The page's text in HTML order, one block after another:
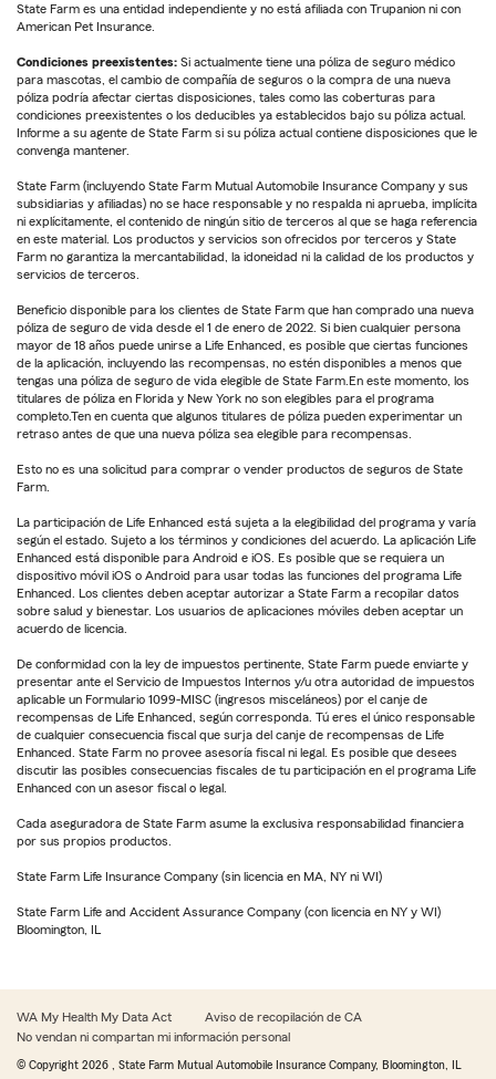
State Farm es una entidad independiente y no está afiliada con Trupanion ni con
American Pet Insurance.
Condiciones preexistentes: Si actualmente tiene una póliza de seguro médico
para mascotas, el cambio de compañía de seguros o la compra de una nueva
póliza podría afectar ciertas disposiciones, tales como las coberturas para
condiciones preexistentes o los deducibles ya establecidos bajo su póliza actual.
Informe a su agente de State Farm si su póliza actual contiene disposiciones que le
convenga mantener.
State Farm (incluyendo State Farm Mutual Automobile Insurance Company y sus
subsidiarias y afiliadas) no se hace responsable y no respalda ni aprueba, implícita
ni explícitamente, el contenido de ningún sitio de terceros al que se haga referencia
en este material. Los productos y servicios son ofrecidos por terceros y State
Farm no garantiza la mercantabilidad, la idoneidad ni la calidad de los productos y
servicios de terceros.
Beneficio disponible para los clientes de State Farm que han comprado una nueva
póliza de seguro de vida desde el 1 de enero de 2022. Si bien cualquier persona
mayor de 18 años puede unirse a Life Enhanced, es posible que ciertas funciones
de la aplicación, incluyendo las recompensas, no estén disponibles a menos que
tengas una póliza de seguro de vida elegible de State Farm.En este momento, los
titulares de póliza en Florida y New York no son elegibles para el programa
completo.Ten en cuenta que algunos titulares de póliza pueden experimentar un
retraso antes de que una nueva póliza sea elegible para recompensas.
Esto no es una solicitud para comprar o vender productos de seguros de State
Farm.
La participación de Life Enhanced está sujeta a la elegibilidad del programa y varía
según el estado. Sujeto a los términos y condiciones del acuerdo. La aplicación Life
Enhanced está disponible para Android e iOS. Es posible que se requiera un
dispositivo móvil iOS o Android para usar todas las funciones del programa Life
Enhanced. Los clientes deben aceptar autorizar a State Farm a recopilar datos
sobre salud y bienestar. Los usuarios de aplicaciones móviles deben aceptar un
acuerdo de licencia.
De conformidad con la ley de impuestos pertinente, State Farm puede enviarte y
presentar ante el Servicio de Impuestos Internos y/u otra autoridad de impuestos
aplicable un Formulario 1099-MISC (ingresos misceláneos) por el canje de
recompensas de Life Enhanced, según corresponda. Tú eres el único responsable
de cualquier consecuencia fiscal que surja del canje de recompensas de Life
Enhanced. State Farm no provee asesoría fiscal ni legal. Es posible que desees
discutir las posibles consecuencias fiscales de tu participación en el programa Life
Enhanced con un asesor fiscal o legal.
Cada aseguradora de State Farm asume la exclusiva responsabilidad financiera
por sus propios productos.
State Farm Life Insurance Company (sin licencia en MA, NY ni WI)
State Farm Life and Accident Assurance Company (con licencia en NY y WI)
Bloomington, IL
WA My Health My Data Act
Aviso de recopilación de CA
No vendan ni compartan mi información personal
© Copyright 2026 , State Farm Mutual Automobile Insurance Company, Bloomington, IL